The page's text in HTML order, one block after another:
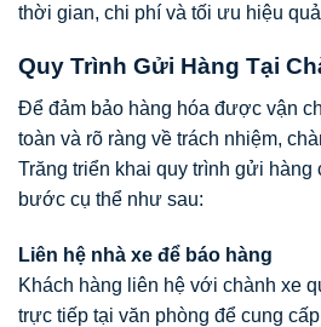
thời gian, chi phí và tối ưu hiệu
Quy Trình Gửi Hàng Tại
Để đảm bảo hàng hóa được vận
toàn và rõ ràng về trách nhiệm,
Trăng triển khai quy trình gửi
bước cụ thể như sau:
Liên hệ nhà xe để báo hàng
Khách hàng liên hệ với chành xe
trực tiếp tại văn phòng để cung